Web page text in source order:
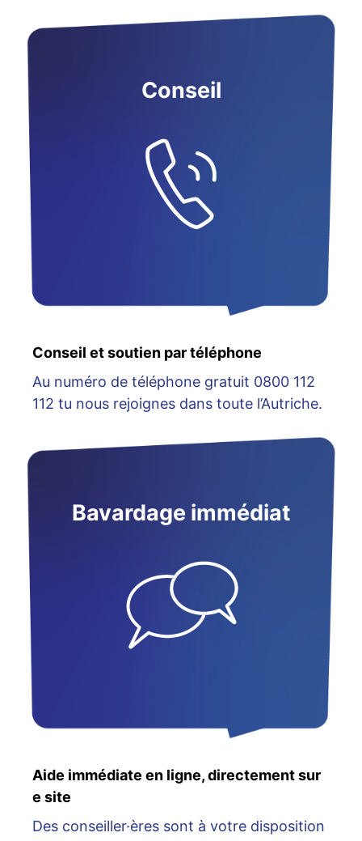
Conseil
Conseil et soutien par téléphone
Au numéro de téléphone gratuit 0800 112
112 tu nous rejoignes dans toute l’Autriche.
Bavardage immédiat
Aide immédiate en ligne, directement sur
e site
Des conseiller·ères sont à votre disposition